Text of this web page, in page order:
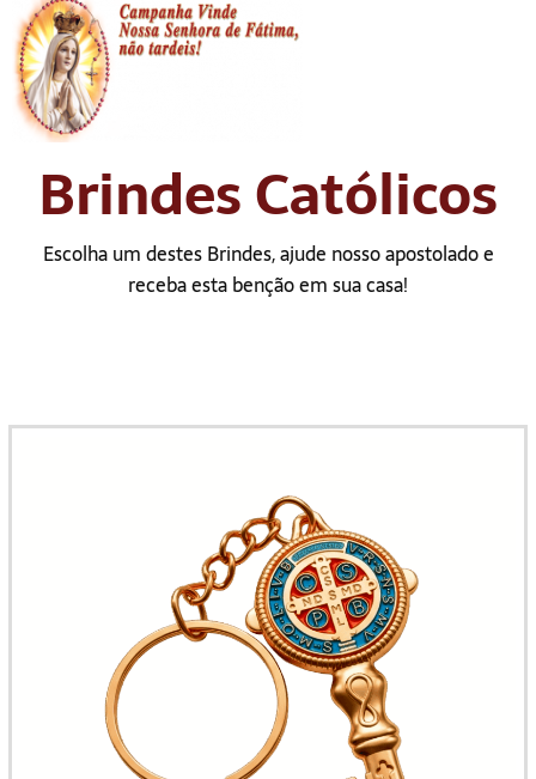
Brindes Católicos
Escolha um destes Brindes, ajude nosso apostolado e
receba esta benção em sua casa!